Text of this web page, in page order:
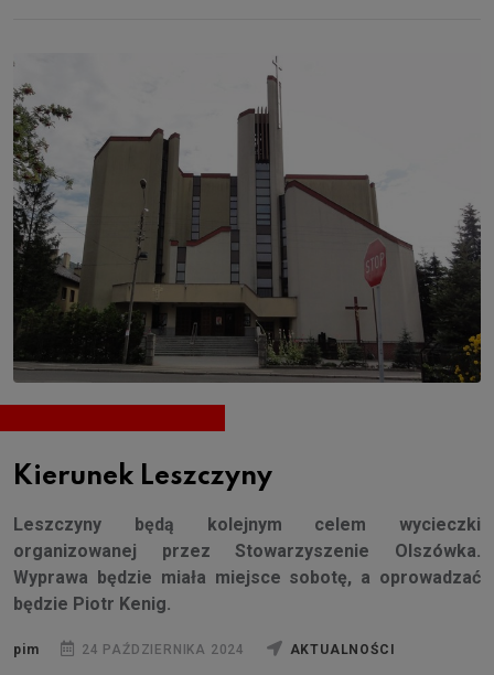
Kierunek Leszczyny
Leszczyny będą kolejnym celem wycieczki
organizowanej przez Stowarzyszenie Olszówka.
Wyprawa będzie miała miejsce sobotę, a oprowadzać
będzie Piotr Kenig.
pim 24 PAŹDZIERNIKA 2024 AKTUALNOŚCI